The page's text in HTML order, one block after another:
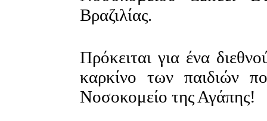
Βραζιλίας.
Πρόκειται για ένα
καρκίνο των παιδιών
Νοσοκομείο της Αγάπης!